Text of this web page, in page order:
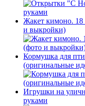
Жакет кимоно. 18
и выкройки)
Кормушка для
(оригинальные
Игрушки на
руками